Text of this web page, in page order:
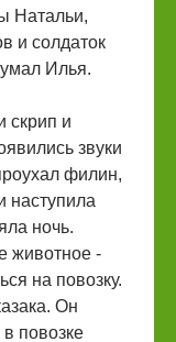
Натальи,
и солдаток
Илья.
скрип и
звуки
филин,
наступила
ночь.
животное -
на повозку.
Он
повозке